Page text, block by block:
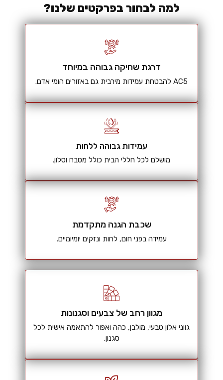
למה לבחור בפרקטים שלנו?
דרגת שחיקה גבוהה במיוחד
AC5 להבטחת עמידות מירבית גם באזורים הומי אדם.
עמידות גבוהה ללחות
מושלם לכל חללי הבית כולל מטבח וסלון.
שכבת הגנה מתקדמת
עמידה בפני חום, לחות ונזקים יומיומיים.
מגוון רחב של צבעים וסגנונות
גווני אלון טבעי, מולבן, כהה ואפור להתאמה אישית לכל
סגנון.